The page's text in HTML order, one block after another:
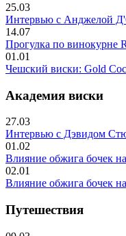
25.03
Интервью с Анджелой
14.07
Прогулка по винокурне
01.01
Чешский виски: Gold
Академия виски
27.03
Интервью с Дэвидом
01.02
Влияние обжига бочек
02.01
Влияние обжига бочек
Путешествия